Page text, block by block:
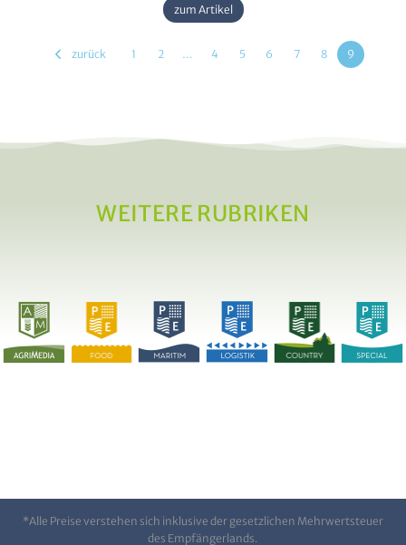
zum Artikel
zurück 1 2 … 4 5 6 7 8 9
WEITERE RUBRIKEN
*Alle Preise verstehen sich inklusive der gesetzlichen Mehrwertsteuer
des Empfängerlands.